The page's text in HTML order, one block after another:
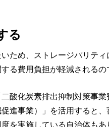
る
ため、ストレージパリテ
る費用負担が軽減される
酸化炭素排出抑制対策事
進事業）」を活用すると
を実施している自治体もあ